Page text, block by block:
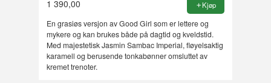
1 390,00 Kjøp
En grasiøs versjon av Good Girl som er lettere og
mykere og kan brukes både på dagtid og kveldstid.
Med majestetisk Jasmin Sambac Imperial, fløyelsaktig
karamell og berusende tonkabønner omsluttet av
kremet trenoter.